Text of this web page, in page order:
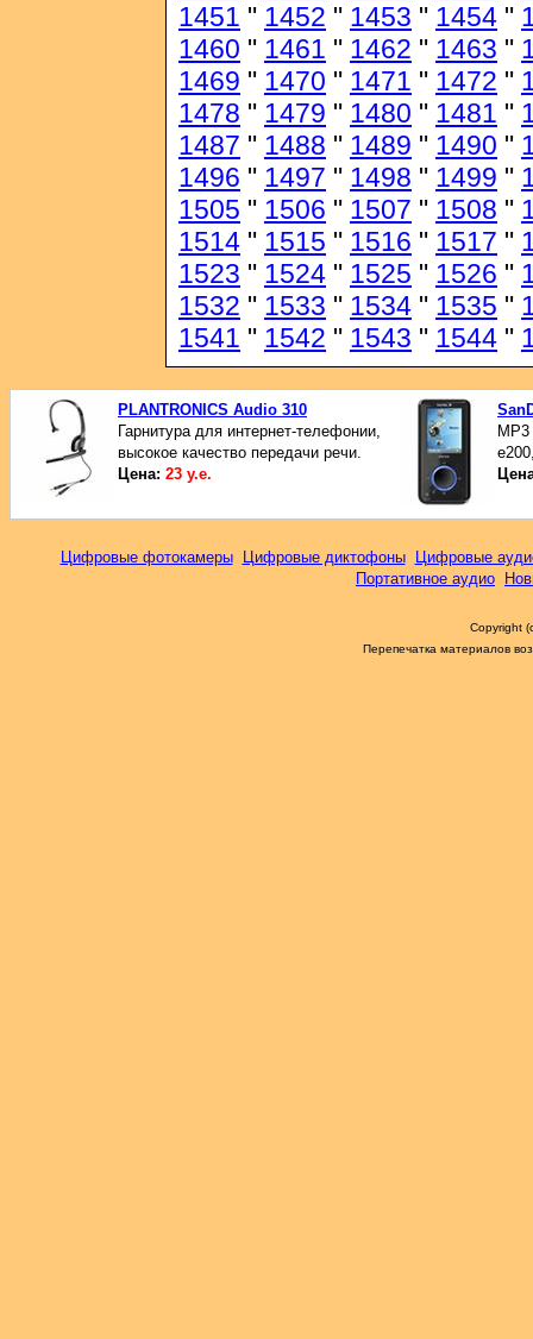
1451 " 1452 " 1453 " 1454 "
1460 " 1461 " 1462 " 1463 "
1469 " 1470 " 1471 " 1472 "
1478 " 1479 " 1480 " 1481 "
1487 " 1488 " 1489 " 1490 "
1496 " 1497 " 1498 " 1499 "
1505 " 1506 " 1507 " 1508 "
1514 " 1515 " 1516 " 1517 "
1523 " 1524 " 1525 " 1526 "
1532 " 1533 " 1534 " 1535 "
1541 " 1542 " 1543 " 1544 "
PLANTRONICS Audio 310
Гарнитура для интернет-телефонии,
высокое качество передачи речи.
Цена: 23 у.е.
МР3
Цифровые фотокамеры Цифровые диктофоны
Цифровые
Портативное аудио
Copyright
Перепечатка материалов